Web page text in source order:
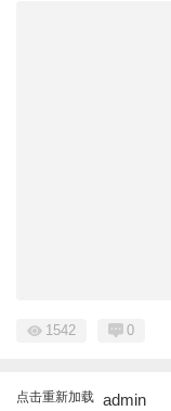
1542 0
点击重新加载 admin